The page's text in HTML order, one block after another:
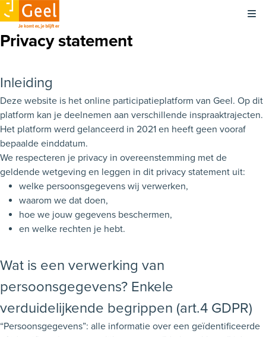
Privacy statement
Inleiding
Deze website is het online participatieplatform van Geel. Op dit
platform kan je deelnemen aan verschillende inspraaktrajecten.
Het platform werd gelanceerd in 2021 en heeft geen vooraf
bepaalde einddatum.
We respecteren je privacy in overeenstemming met de
geldende wetgeving en leggen in dit privacy statement uit:
welke persoonsgegevens wij verwerken,
waarom we dat doen,
hoe we jouw gegevens beschermen,
en welke rechten je hebt.
Wat is een verwerking van
persoonsgegevens? Enkele
verduidelijkende begrippen (art.4 GDPR)
“Persoonsgegevens”: alle informatie over een geïdentificeerde